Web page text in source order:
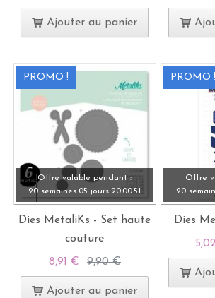
Ajouter au panier
PROMO !
Offre valable pendant :
20 semaines 05 jours 20:00:49
Dies MetaliKs - Set haute
couture
8,91 € 9,90 €
Ajouter au panier
PROMO !
Offre
20
Dies